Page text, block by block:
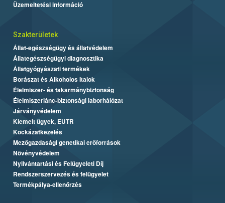
Üzemeltetési információ
Szakterületek
Állat-egészségügy és állatvédelem
Állategészségügyi diagnosztika
Állatgyógyászati termékek
Borászat és Alkoholos Italok
Élelmiszer- és takarmánybiztonság
Élelmiszerlánc-biztonsági laborhálózat
Járványvédelem
Kiemelt ügyek, EUTR
Kockázatkezelés
Mezőgazdasági genetikai erőforrások
Növényvédelem
Nyilvántartási és Felügyeleti Díj
Rendszerszervezés és felügyelet
Termékpálya-ellenőrzés